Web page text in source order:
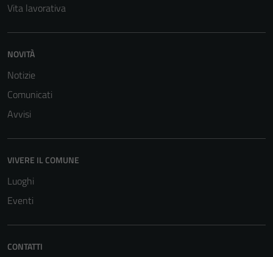
Vita lavorativa
NOVITÀ
Notizie
Comunicati
Avvisi
VIVERE IL COMUNE
Luoghi
Eventi
CONTATTI